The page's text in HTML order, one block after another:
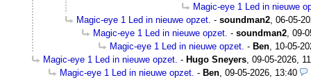
Magic-eye 1 Led in nieuwe
Magic-eye 1 Led in nieuwe opzet. - soundman2, 06-05-
Magic-eye 1 Led in nieuwe opzet. - soundman2, 09-
Magic-eye 1 Led in nieuwe opzet. - Ben, 10-05-
Magic-eye 1 Led in nieuwe opzet. - Hugo Sneyers, 09-05-2026,
Magic-eye 1 Led in nieuwe opzet. - Ben, 09-05-2026, 13:40